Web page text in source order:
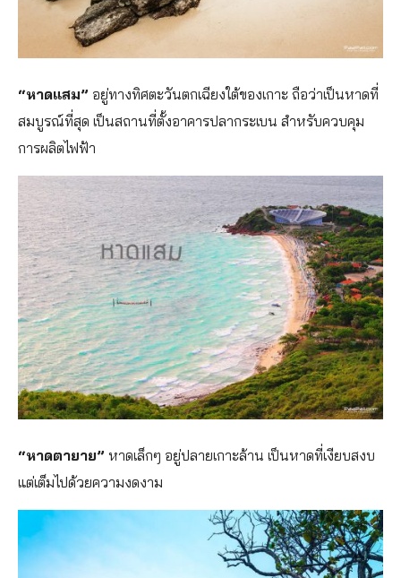
“หาดแสม” อยู่ทางทิศตะวันตกเฉียงใต้ของเกาะ ถือว่าเป็นหาดที่
สมบูรณ์ที่สุด เป็นสถานที่ตั้งอาคารปลากระเบน สำหรับควบคุม
การผลิตไฟฟ้า
“หาดตายาย” หาดเล็กๆ อยู่ปลายเกาะล้าน เป็นหาดที่เงียบสงบ
แต่เต็มไปด้วยความงดงาม